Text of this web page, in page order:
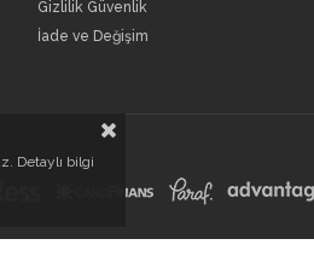
Gizlilik Güvenlik
İade ve Değişim
Detaylı bilgi